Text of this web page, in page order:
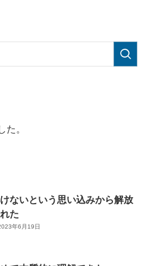
。
ないという思い込みから解放
た
年6月19日